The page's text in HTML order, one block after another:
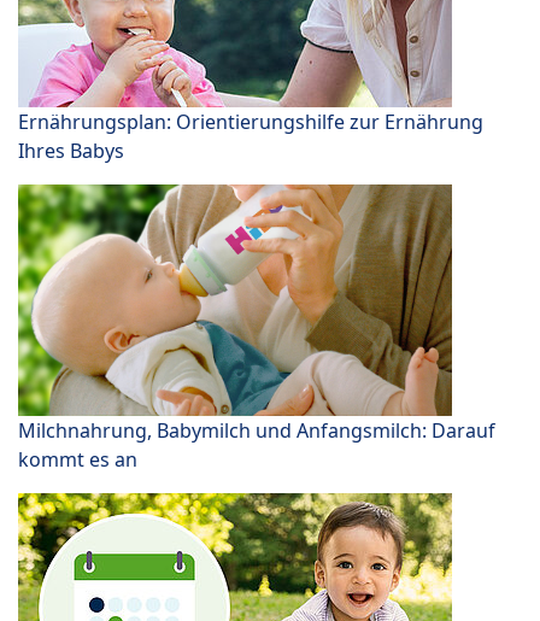
Ernährungsplan: Orientierungshilfe zur Ernährung
Ihres Babys
Milchnahrung, Babymilch und Anfangsmilch: Darauf
kommt es an